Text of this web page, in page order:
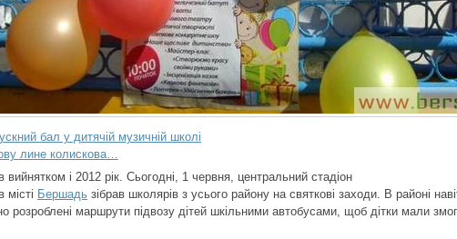
бал у дитячій музичній школі
лине колискова…
вийнятком і 2012 рік. Сьогодні, 1 червня, центральний стадіон
Бершадь зібрав школярів з усього району на святкові заходи. В районі
розроблені маршрути підвозу дітей шкільними автобусами, щоб дітки мали